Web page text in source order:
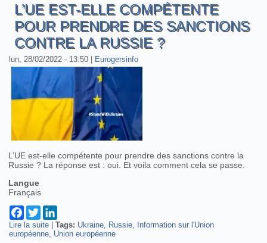
L’UE EST-ELLE COMPÉTENTE
POUR PRENDRE DES SANCTIONS
CONTRE LA RUSSIE ?
lun, 28/02/2022 - 13:50 Eurogersinfo
L’UE est-elle compétente pour prendre des sanctions contre la
Russie ? La réponse est : oui. Et voila comment cela se passe.
Langue
Français
Facebook
Twitter
Lire la suite de L’UE est-elle compétente pour prendre des sanctions
contre la Russie ?
|Tags: Ukraine Russie
Information sur l'Union
européenne Union européenne